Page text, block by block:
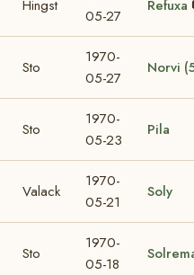
Hingst
05-27
Refuxa
Sto
1970-
05-27
Norvi
Sto
1970-
05-23
Pila
Valack
1970-
05-21
Soly
Sto
1970-
05-18